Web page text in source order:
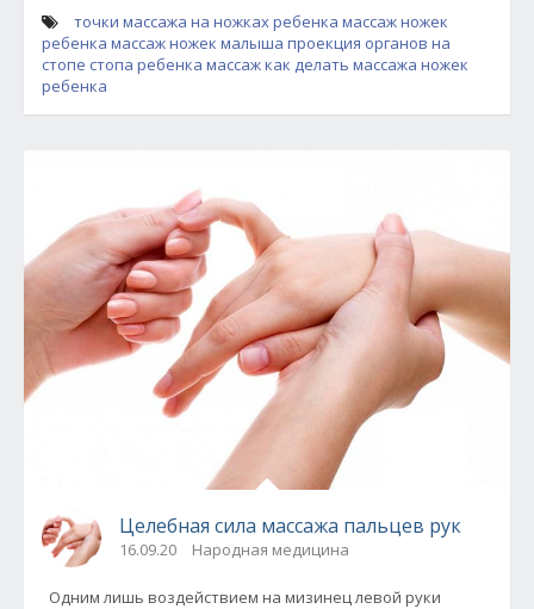
точки массажа на ножках ребенка массаж ножек
ребенка массаж ножек малыша проекция органов на
стопе стопа ребенка массажкак делать массажа ножек
ребенка
Целебная сила массажа пальцев рук
16.09.20 Народная медицина
Одним лишь воздействием на мизинец левой руки